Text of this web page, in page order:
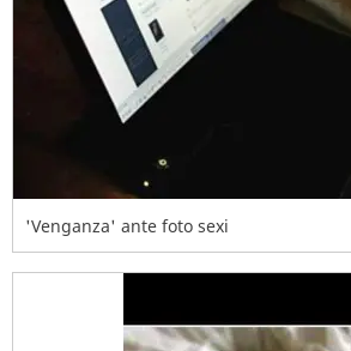
'Venganza' ante foto sexi